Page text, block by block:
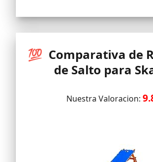
💯 Comparativa de
de Salto para
Nuestra Valoracion: